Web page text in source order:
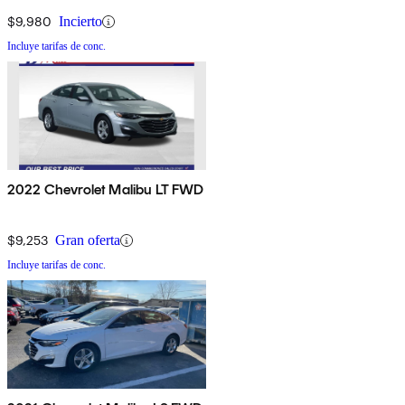
$9,980 Incierto
Incluye tarifas de conc.
2022 Chevrolet Malibu LT FWD
$9,253 Gran oferta
Incluye tarifas de conc.